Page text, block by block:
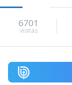
6701
visitas